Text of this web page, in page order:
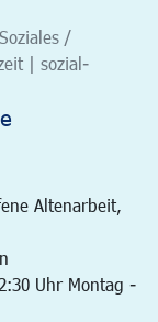
/
| sozial-
Altenarbeit,
Uhr Montag -